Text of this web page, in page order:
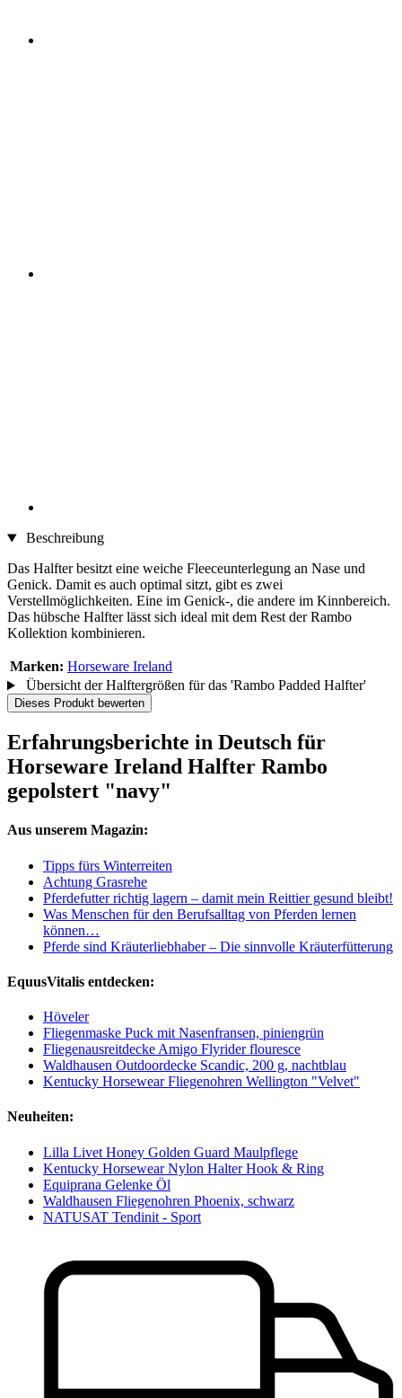
Beschreibung
Das Halfter besitzt eine weiche Fleeceunterlegung an Nase und
Genick. Damit es auch optimal sitzt, gibt es zwei
Verstellmöglichkeiten. Eine im Genick-, die andere im Kinnbereich.
Das hübsche Halfter lässt sich ideal mit dem Rest der Rambo
Kollektion kombinieren.
Marken: Horseware Ireland
Übersicht der Halftergrößen für das 'Rambo Padded Halfter'
Dieses Produkt bewerten
Erfahrungsberichte in Deutsch für
Horseware Ireland Halfter Rambo
gepolstert "navy"
Aus unserem Magazin:
Tipps fürs Winterreiten
Achtung Grasrehe
Pferdefutter richtig lagern – damit mein Reittier gesund bleibt!
Was Menschen für den Berufsalltag von Pferden lernen
können…
Pferde sind Kräuterliebhaber – Die sinnvolle Kräuterfütterung
EquusVitalis entdecken:
Höveler
Fliegenmaske Puck mit Nasenfransen, piniengrün
Fliegenausreitdecke Amigo Flyrider flouresce
Waldhausen Outdoordecke Scandic, 200 g, nachtblau
Kentucky Horsewear Fliegenohren Wellington "Velvet"
Neuheiten:
Lilla Livet Honey Golden Guard Maulpflege
Kentucky Horsewear Nylon Halter Hook & Ring
Equiprana Gelenke Öl
Waldhausen Fliegenohren Phoenix, schwarz
NATUSAT Tendinit - Sport